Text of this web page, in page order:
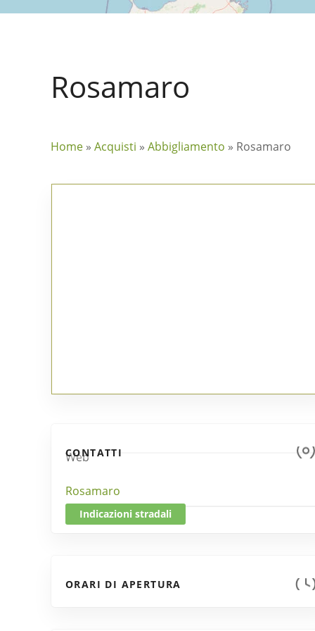
Rosamaro
Home » Acquisti » Abbigliamento » Rosamaro
CONTATTI
Web
Rosamaro
Indicazioni stradali
ORARI DI APERTURA